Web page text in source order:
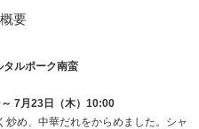
要
ルポーク南蛮
7月23日（木）10:00
炒め、中華だれをからめました。シャ